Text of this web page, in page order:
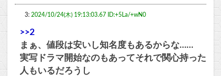
3: 2024/10/24(木) 19:13:03.67 ID:+5La/+wN0
>>2
まぁ、値段は安いし知名度もあるからな……
実写ドラマ開始なのもあってそれで関心持った
人もいるだろうし